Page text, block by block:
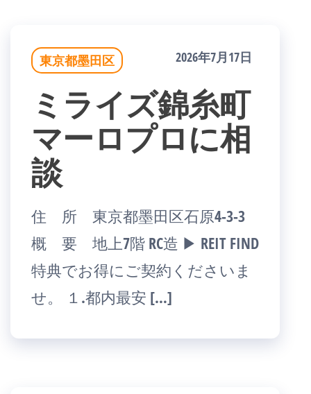
東京都墨田区 2026年7月17日
ミライズ錦糸町
マーロプロに相
談
住 所 東京都墨田区石原4-3-3
概 要 地上7階 RC造 ▶ REIT FIND
特典でお得にご契約くださいま
せ。 １.都内最安 […]